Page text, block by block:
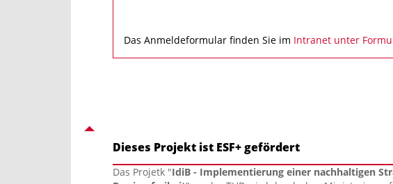
Das Anmeldeformular finden Sie im Intranet unter
Dieses Projekt ist ESF+ gefördert
Das Projetk "IdiB - Implementierung einer nachhaltigen